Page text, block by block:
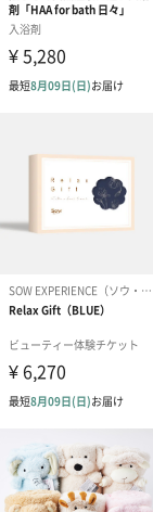
写真付きメッセージ
ード（680円）
のしカード
商品の形質上、の
同梱します。
※のし下はご記入
結婚祝い（御結婚御
祝）（110円）